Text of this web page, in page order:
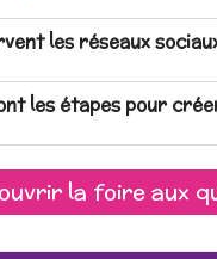
les réseaux
les étapes pour
la foire aux